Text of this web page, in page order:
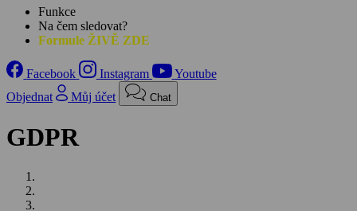
Funkce
Na čem sledovat?
Formule ŽIVĚ ZDE
Facebook Instagram
Youtube
Objednat
Můj účet Chat
GDPR